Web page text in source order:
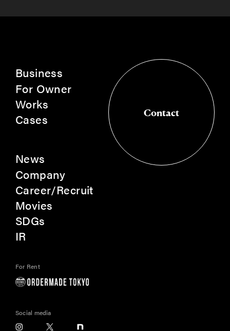
Business
For Owner
Works
Cases
News
Company
Career/Recruit
Movies
SDGs
IR
For Rent
Social media
Contact